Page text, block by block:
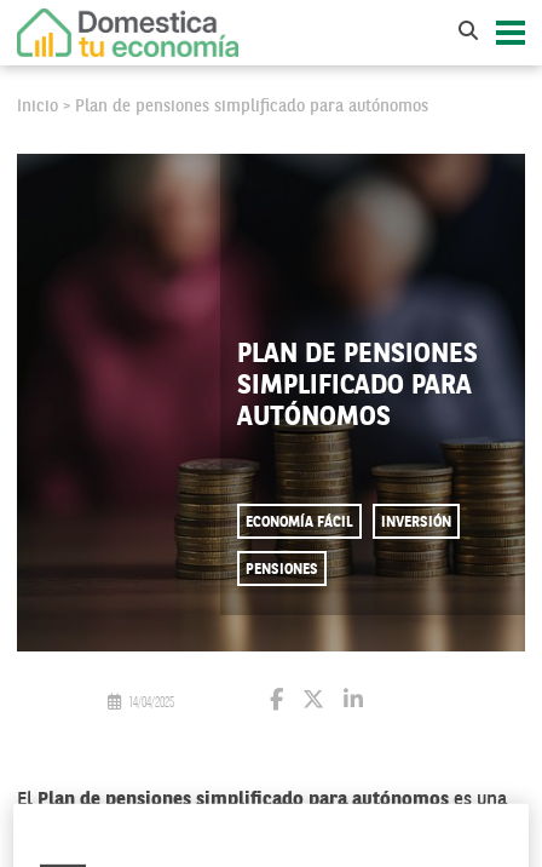
Inicio > Plan de pensiones simplificado para autónomos
PLAN DE PENSIONES
SIMPLIFICADO PARA
AUTÓNOMOS
ECONOMÍA FÁCIL INVERSIÓN
PENSIONES
14/04/2025
El Plan de pensiones simplificado para autónomos es una